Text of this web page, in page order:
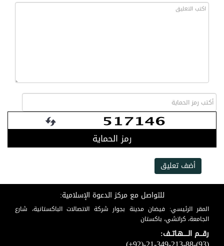
رمز الحماية
أضف تعليق
للتواصل مع مركز الدعوة الإسلامية:
المقر الرئيسي: فيضان مدينة بجوار شركة الاتصالات الباكستانية، شارع
الجامعة، كراتشي، باكستان
رقـــم الـــــهـاتــف: